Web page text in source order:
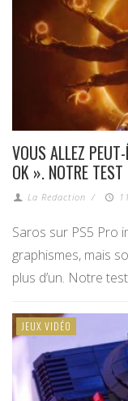
VOUS ALLEZ
OK ». NOTRE
La Redaction /
Saros sur PS5 Pro
graphismes, mais
plus d’un. Notre
JEUX VIDÉO